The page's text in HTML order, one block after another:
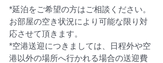
*延泊をご希望の方はご相談ください。
お部屋の空き状況により可能な限り対
応させて頂きます。
*空港送迎につきましては、日程外や空
港以外の場所へ行かれる場合の送迎費